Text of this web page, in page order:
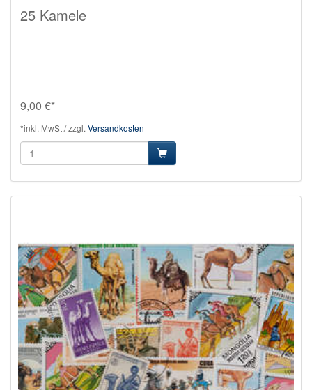
25 Kamele
9,00 €*
*inkl. MwSt./ zzgl. Versandkosten